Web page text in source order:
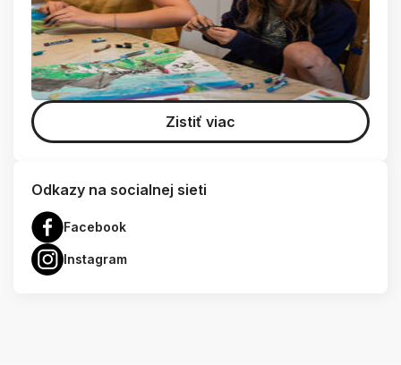
Zistiť viac
Odkazy na socialnej sieti
Facebook
Instagram